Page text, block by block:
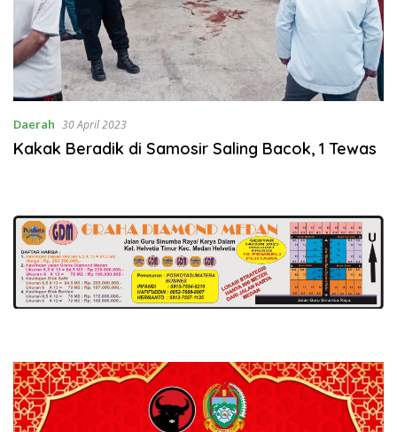
Daerah 30 April 2023
Kakak Beradik di Samosir Saling Bacok, 1 Tewas